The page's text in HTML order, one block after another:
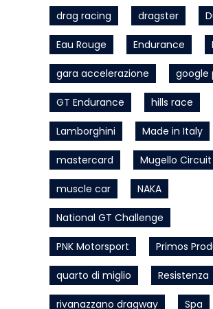
drag racing dragster
Eau Rouge Endurance
gara accelerazione google
GT Endurance hills race
Lamborghini Made in Italy
mastercard Mugello Circuit
muscle car NAKA
National GT Challenge
PNK Motorsport Primos
quarto di miglio Resistenza
rivanazzano dragway Spa